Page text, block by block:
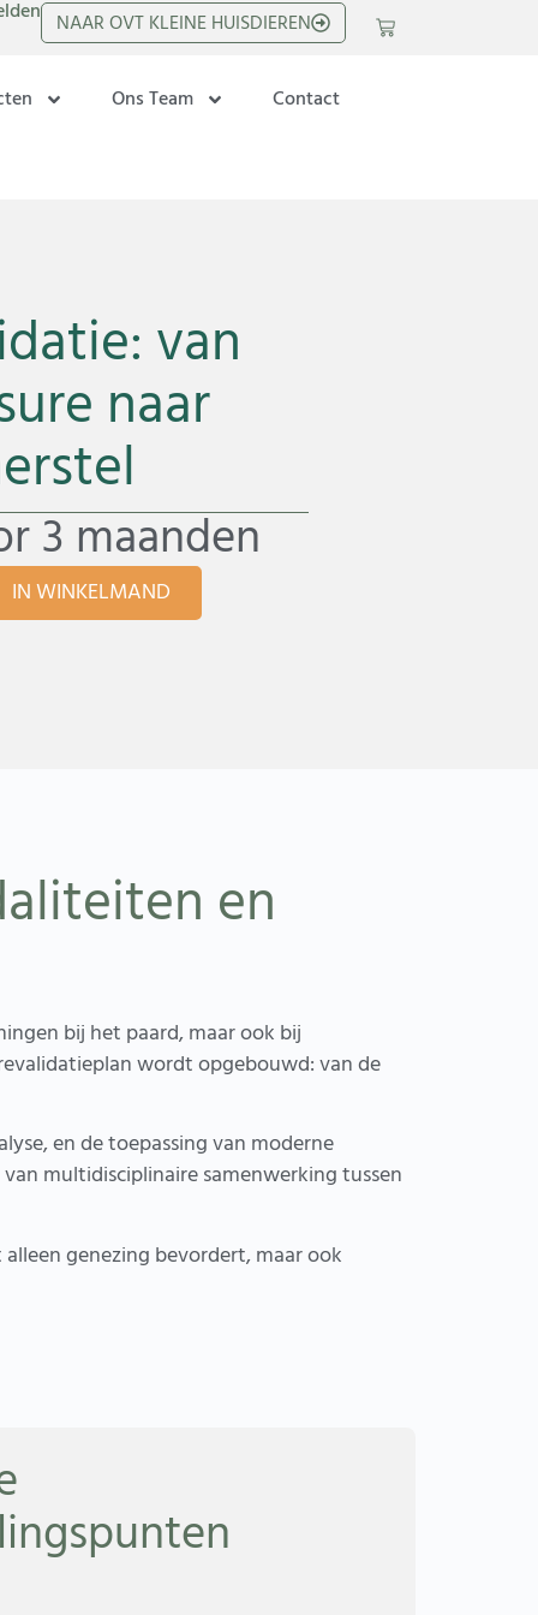
NAAR OVT KLEINE HUISDIEREN
Ons Team Contact
van
naar
3 maanden
IN WINKELMAND
en
bij het paard, maar ook bij
wordt opgebouwd: van de
en de toepassing van moderne
multidisciplinaire samenwerking tussen
genezing bevordert, maar ook